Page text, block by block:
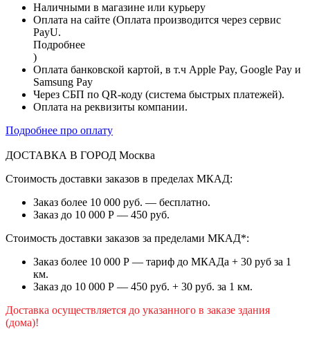
Наличными в магазине или курьеру
Оплата на сайте (Оплата производится через сервис
PayU.
Подробнее
)
Оплата банковской картой, в т.ч Apple Pay, Google Pay и
Samsung Pay
Через СБП по QR-коду (система быстрых платежей).
Оплата на реквизиты компании.
Подробнее про оплату
ДОСТАВКА В ГОРОД Москва
Стоимость доставки заказов в пределах МКАД:
Заказ более 10 000 руб. — бесплатно.
Заказ до 10 000 Р — 450 руб.
Стоимость доставки заказов за пределами МКАД*:
Заказ более 10 000 Р — тариф до МКАДа + 30 руб за 1
км.
Заказ до 10 000 Р — 450 руб. + 30 руб. за 1 км.
Доставка осуществляется до указанного в заказе здания
(дома)!